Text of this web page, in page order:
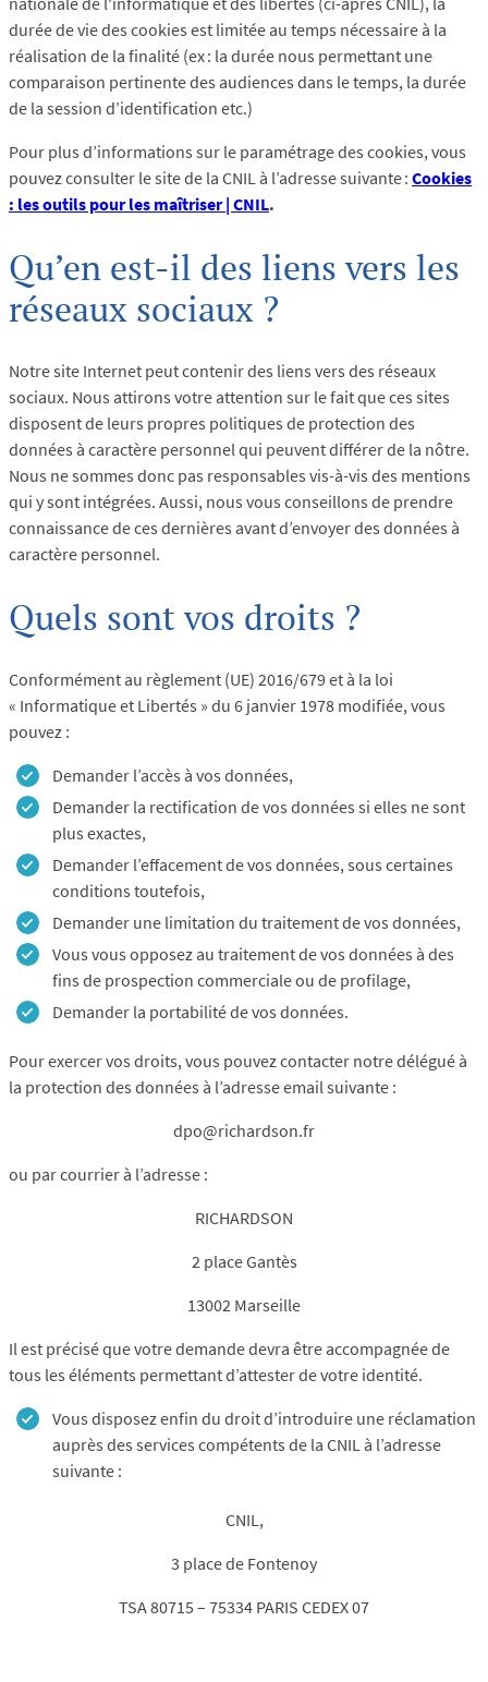
durée de vie des cookies est limitée au temps nécessaire à la
réalisation de la finalité (ex : la durée nous permettant une
comparaison pertinente des audiences dans le temps, la durée
de la session d’identification etc.)
Pour plus d’informations sur le paramétrage des cookies, vous
pouvez consulter le site de la CNIL à l’adresse suivante : Cookies
: les outils pour les maîtriser | CNIL.
Qu’en est-il des liens vers les
réseaux sociaux ?
Notre site Internet peut contenir des liens vers des réseaux
sociaux. Nous attirons votre attention sur le fait que ces sites
disposent de leurs propres politiques de protection des
données à caractère personnel qui peuvent différer de la nôtre.
Nous ne sommes donc pas responsables vis-à-vis des mentions
qui y sont intégrées. Aussi, nous vous conseillons de prendre
connaissance de ces dernières avant d’envoyer des données à
caractère personnel.
Quels sont vos droits ?
Conformément au règlement (UE) 2016/679 et à la loi
« Informatique et Libertés » du 6 janvier 1978 modifiée, vous
pouvez :
Demander l’accès à vos données,
Demander la rectification de vos données si elles ne sont
plus exactes,
Demander l’effacement de vos données, sous certaines
conditions toutefois,
Demander une limitation du traitement de vos données,
Vous vous opposez au traitement de vos données à des
fins de prospection commerciale ou de profilage,
Demander la portabilité de vos données.
Pour exercer vos droits, vous pouvez contacter notre délégué à
la protection des données à l’adresse email suivante :
dpo@richardson.fr
ou par courrier à l’adresse :
RICHARDSON
2 place Gantès
13002 Marseille
Il est précisé que votre demande devra être accompagnée de
tous les éléments permettant d’attester de votre identité.
Vous disposez enfin du droit d’introduire une réclamation
auprès des services compétents de la CNIL à l’adresse
suivante :
CNIL,
3 place de Fontenoy
TSA 80715 – 75334 PARIS CEDEX 07